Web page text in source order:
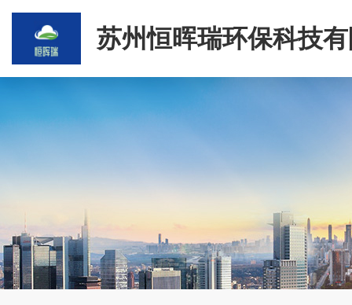
苏州恒晖瑞环保科技